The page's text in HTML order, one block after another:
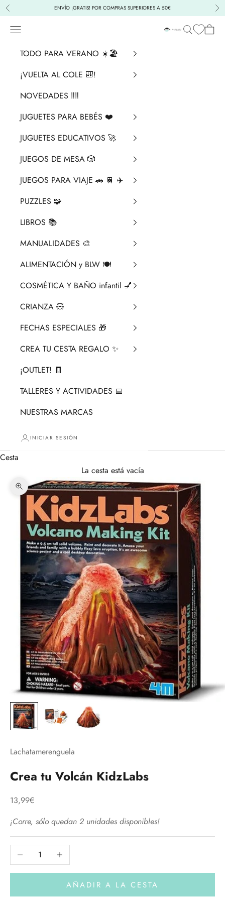
Ir al contenido
Anterior ENVÍO ¡GRATIS! POR COMPRAS SUPERIORES A 50€
La Chata
Menú BuscarCesta
TODO PARA VERANO ☀️🏖️
¡VUELTA AL COLE 🎒!
NOVEDADES ‼️​‼️​
JUGUETES PARA BEBÉS ❤️​
JUGUETES EDUCATIVOS 🚀
JUEGOS DE MESA 🎲
JUEGOS PARA VIAJE 🚗 🚆 ✈️
PUZZLES 🧩
LIBROS 📚​
MANUALIDADES 🎨​
ALIMENTACIÓN y BLW 🍽️
COSMÉTICA Y BAÑO infantil 💅
CRIANZA ​🧸​
FECHAS ESPECIALES 🎁
CREA TU CESTA REGALO ✨
¡OUTLET! 🧾
TALLERES Y ACTIVIDADES 📅
NUESTRAS MARCAS
INICIAR SESIÓN
Cesta
La cesta está vacía
Zoom
Lachatamerenguela
Crea tu Volcán KidzLabs
Precio de oferta
13,99€
¡Corre, sólo quedan 2 unidades disponibles!
Reducir cantidadAumentar cantidad
AÑADIR A LA CESTA